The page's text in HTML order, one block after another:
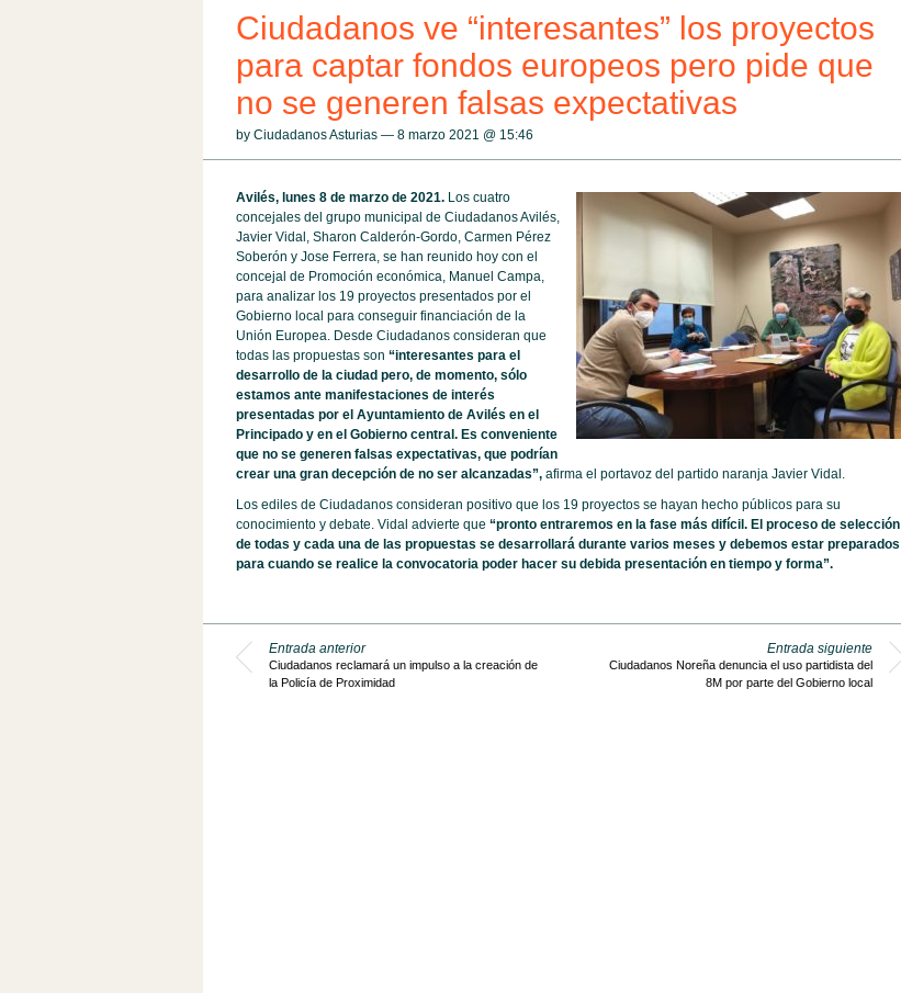
Ciudadanos ve “interesantes” los proyectos
para captar fondos europeos pero pide que
no se generen falsas expectativas
by Ciudadanos Asturias — 8 marzo 2021 @ 15:46
Avilés, lunes 8 de marzo de 2021. Los cuatro
concejales del grupo municipal de Ciudadanos Avilés,
Javier Vidal, Sharon Calderón-Gordo, Carmen Pérez
Soberón y Jose Ferrera, se han reunido hoy con el
concejal de Promoción económica, Manuel Campa,
para analizar los 19 proyectos presentados por el
Gobierno local para conseguir financiación de la
Unión Europea. Desde Ciudadanos consideran que
todas las propuestas son “interesantes para el
desarrollo de la ciudad pero, de momento, sólo
estamos ante manifestaciones de interés
presentadas por el Ayuntamiento de Avilés en el
Principado y en el Gobierno central. Es conveniente
que no se generen falsas expectativas, que podrían
crear una gran decepción de no ser alcanzadas”, afirma el portavoz del partido naranja Javier Vidal.
Los ediles de Ciudadanos consideran positivo que los 19 proyectos se hayan hecho públicos para su
conocimiento y debate. Vidal advierte que “pronto entraremos en la fase más difícil. El proceso de selección
de todas y cada una de las propuestas se desarrollará durante varios meses y debemos estar preparados
para cuando se realice la convocatoria poder hacer su debida presentación en tiempo y forma”.
Entrada anterior
Ciudadanos reclamará un impulso a la creación de
la Policía de Proximidad
Entrada siguiente
Ciudadanos Noreña denuncia el uso partidista del
8M por parte del Gobierno local